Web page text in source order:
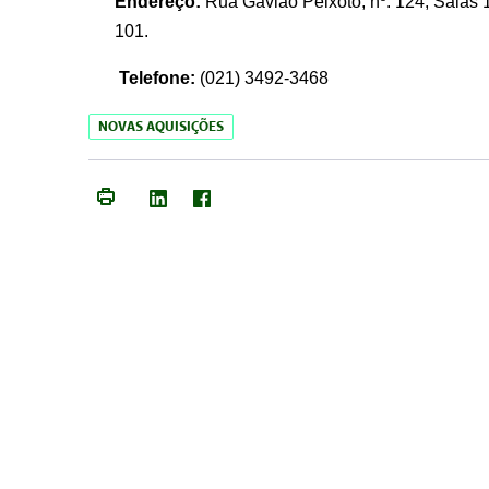
101.
Telefone: (021) 3492-3468
NOVAS AQUISIÇÕES